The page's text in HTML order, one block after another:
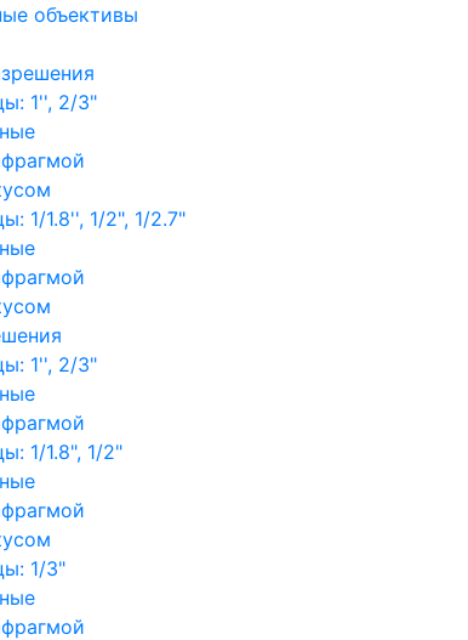
объективы
1'', 2/3"
1/1.8'', 1/2", 1/2.7"
1'', 2/3"
1/1.8", 1/2"
1/3"